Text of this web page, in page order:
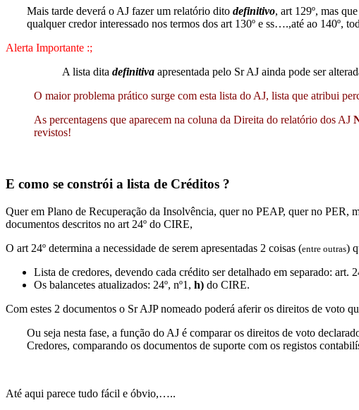
Mais tarde deverá o AJ fazer um relatório dito definitivo, art 129º, mas
qualquer credor interessado nos termos dos art 130º e ss….,até ao 140º,
Alerta Importante :;
A lista dita definitiva apresentada pelo Sr AJ ainda pode ser
O maior problema prático surge com esta lista do AJ, lista que atribui
As percentagens que aparecem na coluna da Direita do relatório dos AJ
revistos!
E como se constrói a lista de Créditos ?
Quer em Plano de Recuperação da Insolvência, quer no PEAP, quer no PER,
documentos descritos no art 24º do CIRE,
O art 24º determina a necessidade de serem apresentadas 2 coisas (entre outras)
Lista de credores, devendo cada crédito ser detalhado em separado: art.
Os balancetes atualizados: 24º, nº1, h) do CIRE.
Com estes 2 documentos o Sr AJP nomeado poderá aferir os direitos de voto
Ou seja nesta fase, a função do AJ é comparar os direitos de voto
Credores, comparando os documentos de suporte com os registos
Até aqui parece tudo fácil e óbvio,…..